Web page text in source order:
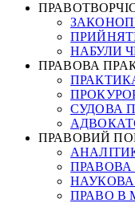
НАБУЛИ
ПРАВОВА
СУДОВА
ПРАВОВИЙ
ПРАВОВА
ПРАВО В